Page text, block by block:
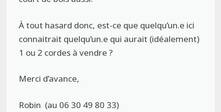
À tout hasard donc, est-ce que quelqu’un.e ici
connaitrait quelqu’un.e qui aurait (idéalement)
1 ou 2 cordes à vendre ?
Merci d’avance,
Robin (au 06 30 49 80 33)